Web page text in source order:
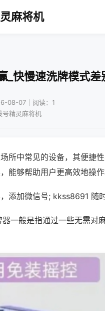
麻将机
_快慢速洗牌模式
08-07｜阅读：1
号精灵麻将机
所中常见的设备，其便捷
能够帮助用户更高效地操作
添加微信号; kkss8691 随时
一般是指通过一些无需对